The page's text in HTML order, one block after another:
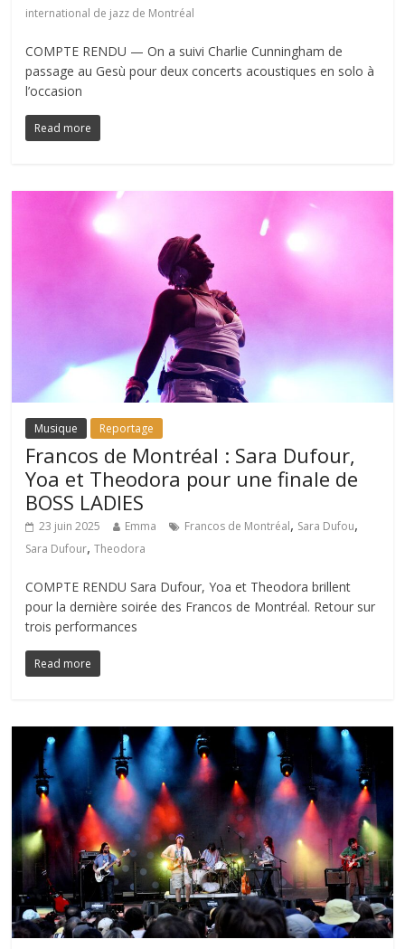
international de jazz de Montréal
COMPTE RENDU — On a suivi Charlie Cunningham de
passage au Gesù pour deux concerts acoustiques en solo à
l’occasion
Read more
Musique Reportage
Francos de Montréal : Sara Dufour,
Yoa et Theodora pour une finale de
BOSS LADIES
23 juin 2025 Emma Francos de Montréal, Sara Dufou,
Sara Dufour,Theodora
COMPTE RENDU Sara Dufour, Yoa et Theodora brillent
pour la dernière soirée des Francos de Montréal. Retour sur
trois performances
Read more